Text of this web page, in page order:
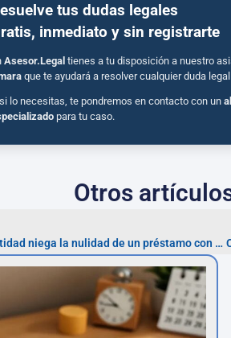
tus dudas legales
inmediato y sin registrarte
Asesor.Legal tienes a tu disposición a nuestro
que te ayudará a resolver cualquier duda
lo necesitas, te pondremos en contacto con un
para tu caso.
Otros
¿Qué hacer si tu entidad niega la nulidad de un préstamo con interés usurario?